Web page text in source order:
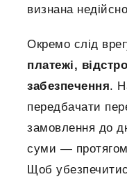
визнана
Окремо слід
платежі,
забезпечення.
передбачати
замовлення до
суми — протягом
Щоб